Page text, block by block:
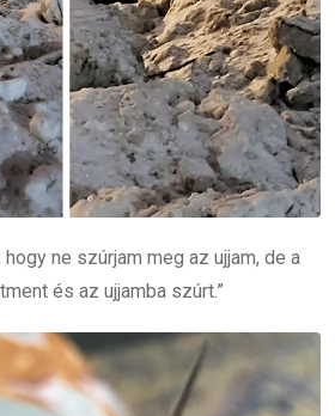
ne szúrjam meg az ujjam, de a
és az ujjamba szúrt.”